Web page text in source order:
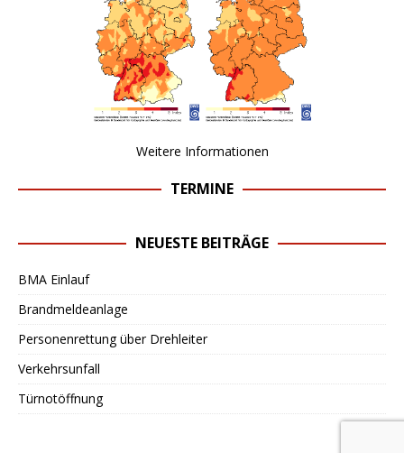
Weitere Informationen
TERMINE
NEUESTE BEITRÄGE
BMA Einlauf
Brandmeldeanlage
Personenrettung über Drehleiter
Verkehrsunfall
Türnotöffnung